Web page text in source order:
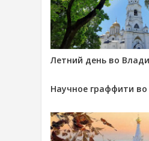
Летний день во
Научное граффити